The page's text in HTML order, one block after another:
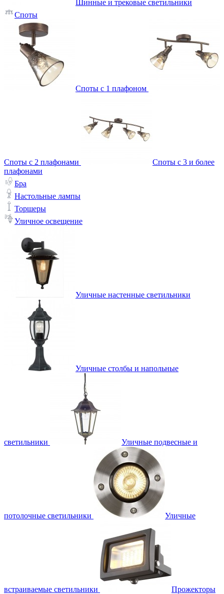
Шинные и трековые светильники
Споты
Споты с 1 плафоном
Споты с 2 плафонами
Споты с 3 и более
плафонами
Бра
Настольные лампы
Торшеры
Уличное освещение
Уличные настенные светильники
Уличные столбы и напольные
светильники Уличные подвесные и
потолочные светильники Уличные
встраиваемые светильники
Прожекторы